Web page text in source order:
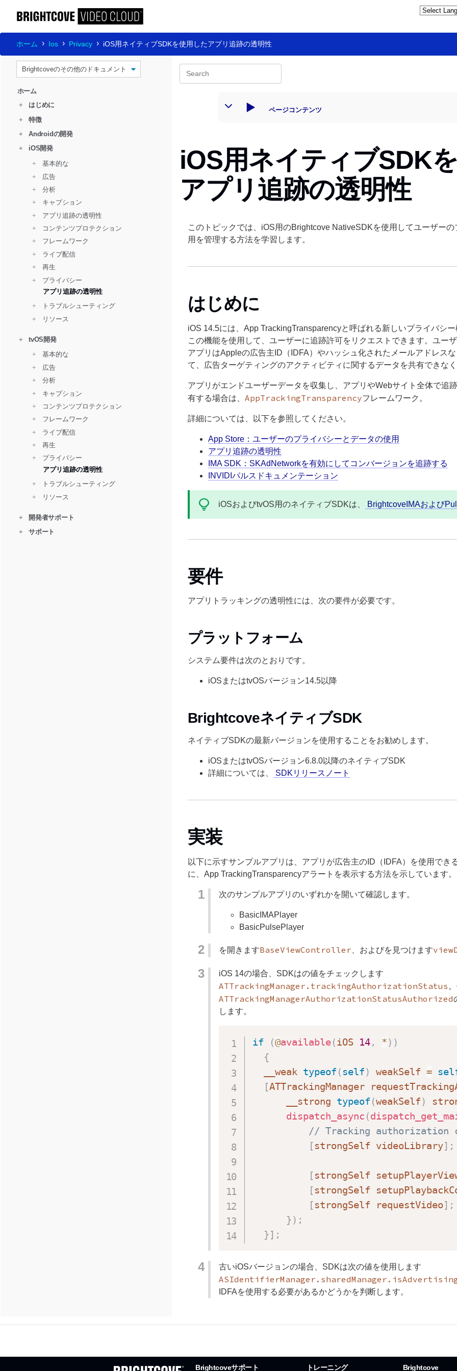
ホーム Ios Privacy iOS用ネイティブSDKを使用したアプリ追跡の透明性
ホーム
+
はじめに
+
特徴
+
Androidの開発
+
iOS開発
+
基本的な
+
広告
+
分析
+
キャプション
+
アプリ追跡の透明性
+
コンテンツプロテクション
+
フレームワーク
+
ライブ配信
+
再生
+
プライバシー
アプリ追跡の透明性
+
トラブルシューティング
+
リソース
+
tvOS開発
+
基本的な
+
広告
+
分析
+
キャプション
+
コンテンツプロテクション
+
フレームワーク
+
ライブ配信
+
再生
+
プライバシー
アプリ追跡の透明性
+
トラブルシューティング
+
リソース
+
開発者サポート
+
サポート
ページコンテンツ
iOS用ネイティブSDK
アプリ追跡の透明性
このトピックでは、iOS用のBrightcove NativeSDKを使用してユーザー
用を管理する方法を学習します。
はじめに
iOS 14.5には、App TrackingTransparencyと呼ばれる新しいプライバシ
この機能を使用して、ユーザーに追跡許可をリクエストできます。ユー
アプリはAppleの広告主ID（IDFA）やハッシュ化されたメールアドレス
て、広告ターゲティングのアクティビティに関するデータを共有できなく
アプリがエンドユーザーデータを収集し、アプリやWebサイト全体で追
有する場合は、 AppTrackingTransparencyフレームワーク。
詳細については、以下を参照してください。
App Store：ユーザーのプライバシーとデータの使用
アプリ追跡の透明性
IMA SDK：SKAdNetworkを有効にしてコンバージョンを追跡する
INVIDIパルスドキュメンテーション
iOSおよびtvOS用のネイティブSDKは、 BrightcoveIMAおよび
要件
アプリトラッキングの透明性には、次の要件が必要です。
プラットフォーム
システム要件は次のとおりです。
iOSまたはtvOSバージョン14.5以降
BrightcoveネイティブSDK
ネイティブSDKの最新バージョンを使用することをお勧めします。
iOSまたはtvOSバージョン6.8.0以降のネイティブSDK
詳細については、
SDKリリースノート
実装
以下に示すサンプルアプリは、アプリが広告主のID（IDFA）を使用でき
に、App TrackingTransparencyアラートを表示する方法を示しています。
次のサンプルアプリのいずれかを開いて確認します。
BasicIMAPlayer
BasicPulsePlayer
を開きますBaseViewController 、およびを見つけます
iOS 14の場合、SDKはの値をチェックします
ATTrackingManager.trackingAuthorizationStatus
ATTrackingManagerAuthorizationStatusAuthorized
します。
if (@available(iOS 14, *) )
{
  __weak
typeof ( self) weakSelf =
[ATTrackingManager
      __strong
typeof (weakSelf)
dispatch_async (
// Tracking authorization
[strongSelf videoLibrary] ;
[strongSelf
[strongSelf
[strongSelf requestVideo] ;
}) ;
}] ;
古いiOSバージョンの場合、SDKは次の値を使用します
IDFAを使用する必要があるかどうかを判断します。
Brightcoveサポート トレーニング Brightcove